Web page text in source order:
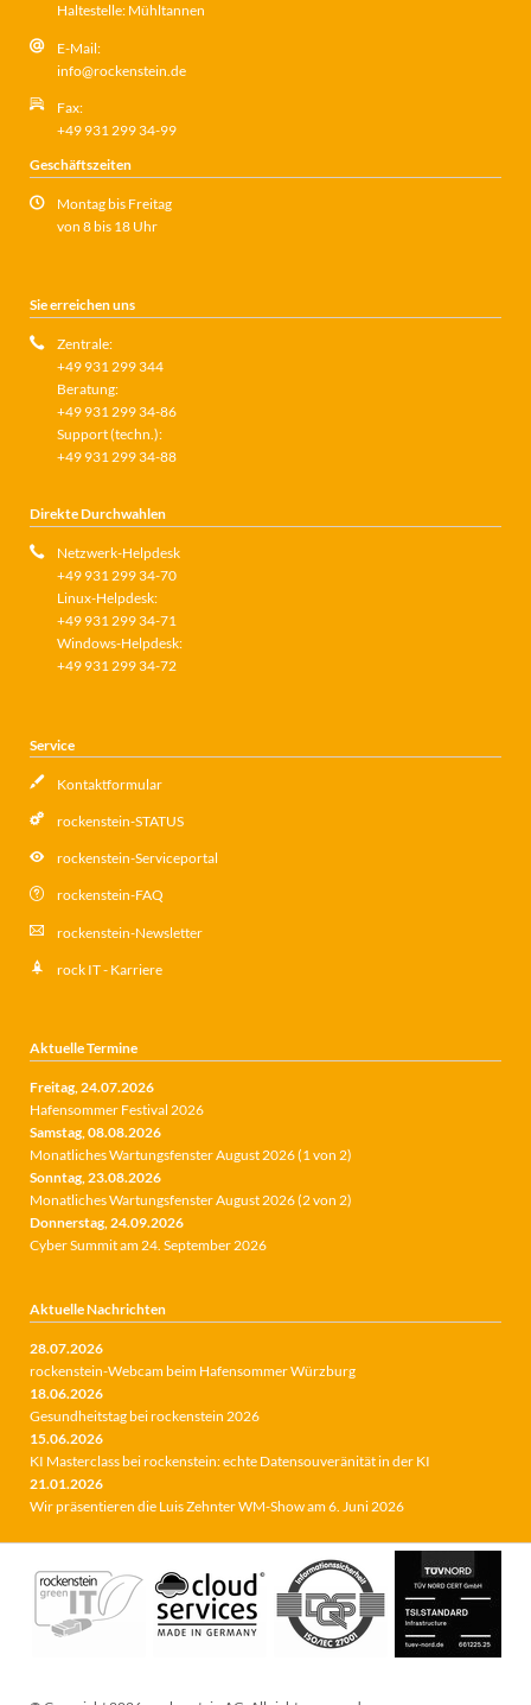
Haltestelle: Mühltannen
E-Mail:
info@rockenstein.de
Fax:
+49 931 299 34-99
Geschäftszeiten
Montag bis Freitag
von 8 bis 18 Uhr
Sie erreichen uns
Zentrale:
+49 931 299 344
Beratung:
+49 931 299 34-86
Support (techn.):
+49 931 299 34-88
Direkte Durchwahlen
Netzwerk-Helpdesk
+49 931 299 34-70
Linux-Helpdesk:
+49 931 299 34-71
Windows-Helpdesk:
+49 931 299 34-72
Service
Kontaktformular
rockenstein-STATUS
rockenstein-Serviceportal
rockenstein-FAQ
rockenstein-Newsletter
rock IT - Karriere
Aktuelle Termine
Freitag,24.07.2026
Hafensommer Festival 2026
Samstag,08.08.2026
Monatliches Wartungsfenster August 2026 (1 von 2)
Sonntag,23.08.2026
Monatliches Wartungsfenster August 2026 (2 von 2)
Donnerstag,24.09.2026
Cyber Summit am 24. September 2026
Aktuelle Nachrichten
28.07.2026
rockenstein-Webcam beim Hafensommer Würzburg
18.06.2026
Gesundheitstag bei rockenstein 2026
15.06.2026
KI Masterclass bei rockenstein: echte Datensouveränität in der KI
21.01.2026
Wir präsentieren die Luis Zehnter WM-Show am 6. Juni 2026